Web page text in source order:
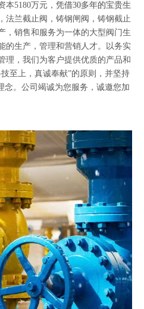
5180万元， 凭借30多年的宝贵生
， 法兰截止阀 ， 铸钢闸阀 ， 铸钢截止
，销售和服务为一体的大型阀门生
的生产，管理和营销人才。以务实
理，我们为客户提供优质的产品和
至上，真诚奉献”的原则，并坚持
念。公司竭诚为您服务，诚邀您加